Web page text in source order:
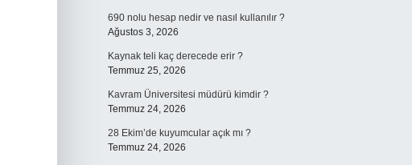
690 nolu hesap nedir ve nasıl kullanılır ?
Ağustos 3, 2026
Kaynak teli kaç derecede erir ?
Temmuz 25, 2026
Kavram Üniversitesi müdürü kimdir ?
Temmuz 24, 2026
28 Ekim’de kuyumcular açık mı ?
Temmuz 24, 2026